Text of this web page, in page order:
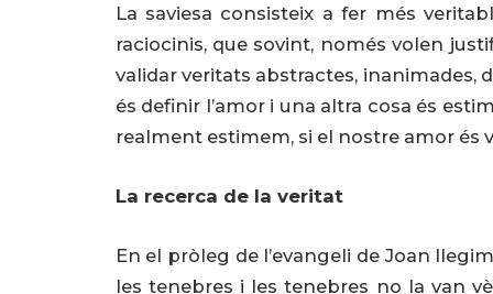
La saviesa consisteix a fer més
raciocinis, que sovint, només volen
validar veritats abstractes, inanimades,
és definir l’amor i una altra cosa és
realment estimem, si el nostre amor és
La recerca de la veritat
En el pròleg de l’evangeli de Joan
les tenebres i les tenebres no la van